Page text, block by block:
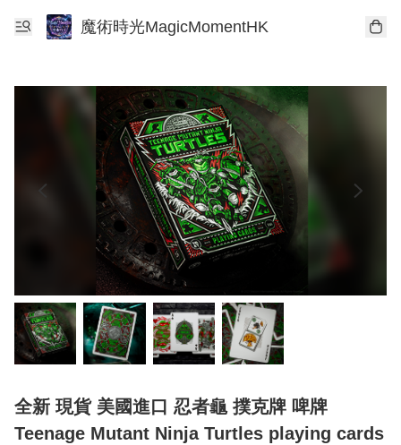
魔術時光MagicMomentHK
全新 現貨 美國進口 忍者龜 撲克牌 啤牌
Teenage Mutant Ninja Turtles playing cards